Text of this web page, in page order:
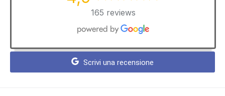
165 reviews
Scrivi una recensione